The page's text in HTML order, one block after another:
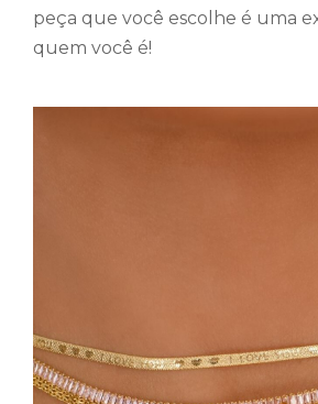
peça que você escolhe é uma
quem você é!